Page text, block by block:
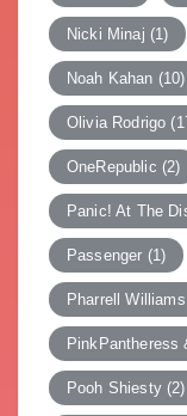
Nicki Minaj (1)
Noah Kahan (10)
Olivia Rodrigo
OneRepublic (2)
Panic! At The
Passenger (1)
Pharrell Williams
PinkPantheress
Pooh Shiesty(2)